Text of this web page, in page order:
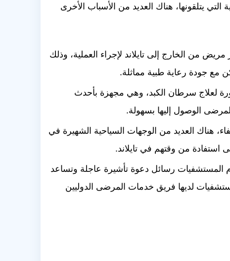
يتلقونها، هناك العديد من الأسباب الأخرى
من الخارج إلى تايلاند لإجراء العملية، وذلك
مع جودة رعاية طبية مماثلة.
لعلاج سرطان الكبد، وهي مجهزة بأحدث
الوصول إليها بسهولة.
هناك العديد من الوجهات السياحية الشهيرة في
من وقتهم في تايلاند.
المستشفيات رسائل دعوة تأشيرة عاجلة وتساعد
لديها فريق خدمات المرضى الدوليين